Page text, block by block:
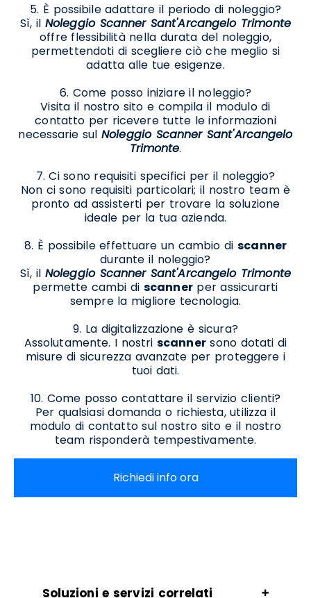
5. È possibile adattare il periodo di noleggio?
Sì, ilNoleggio Scanner Sant'Arcangelo Trimonte
offre flessibilità nella durata del noleggio,
permettendoti di scegliere ciò che meglio si
adatta alle tue esigenze.
6. Come posso iniziare il noleggio?
Visita il nostro sito e compila il modulo di
contatto per ricevere tutte le informazioni
necessarie sulNoleggio Scanner Sant'Arcangelo
Trimonte.
7. Ci sono requisiti specifici per il noleggio?
Non ci sono requisiti particolari; il nostro team è
pronto ad assisterti per trovare la soluzione
ideale per la tua azienda.
8. È possibile effettuare un cambio discanner
durante il noleggio?
Sì, ilNoleggio Scanner Sant'Arcangelo Trimonte
permette cambi discannerper assicurarti
sempre la migliore tecnologia.
9. La digitalizzazione è sicura?
Assolutamente. I nostriscannersono dotati di
misure di sicurezza avanzate per proteggere i
tuoi dati.
10. Come posso contattare il servizio clienti?
Per qualsiasi domanda o richiesta, utilizza il
modulo di contatto sul nostro sito e il nostro
team risponderà tempestivamente.
Richiedi info ora
Soluzioni e servizi correlati